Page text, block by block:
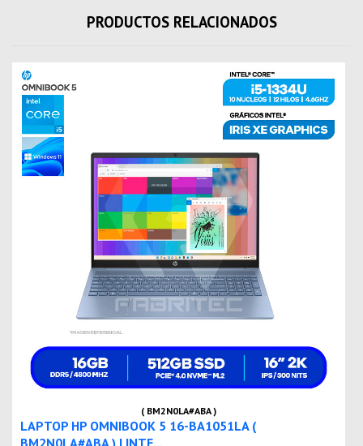
PRODUCTOS RELACIONADOS
( BM2N0LA#ABA )
LAPTOP HP OMNIBOOK 5 16-BA1051LA (